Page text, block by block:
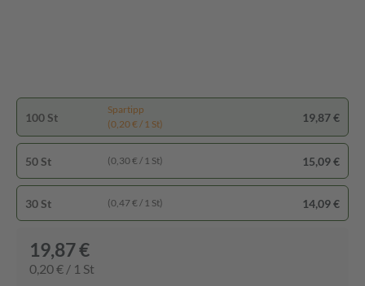
100 St
Spartipp
(0,20 € / 1 St)
19,87 €
50 St (0,30 € / 1 St) 15,09 €
30 St (0,47 € / 1 St) 14,09 €
19,87 €
0,20 € / 1 St